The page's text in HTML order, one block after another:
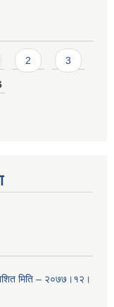
2 3
मिति – २०७७।१२।